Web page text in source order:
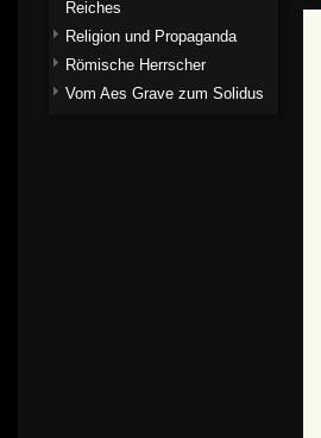
Reiches
Religion und Propaganda
Römische Herrscher
Vom Aes Grave zum Solidus